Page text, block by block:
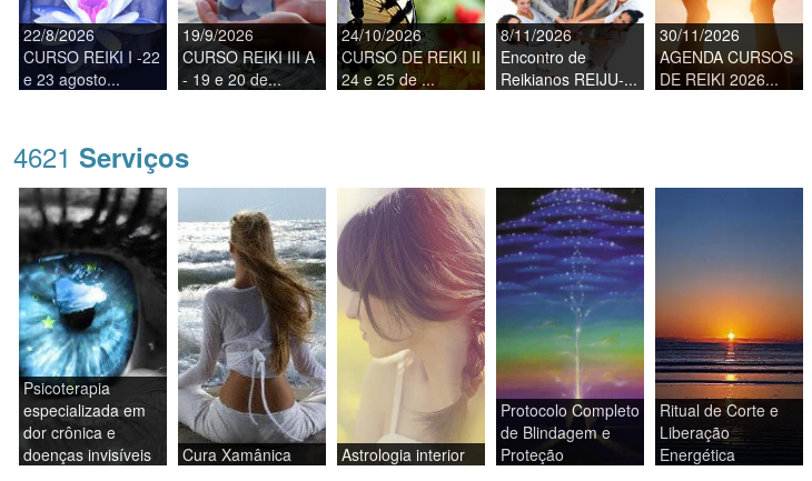
22/8/2026
CURSO REIKI I -22
e 23 agosto...
19/9/2026
CURSO REIKI III A
- 19 e 20 de...
24/10/2026
CURSO DE REIKI II
24 e 25 de ...
8/11/2026
Encontro de
Reikianos REIJU-...
30/11/2026
AGENDA CURSOS
DE REIKI 2026...
4621 Serviços
Psicoterapia
especializada em
dor crônica e
doenças invisíveis
Cura Xamânica Astrologia interior
Protocolo Completo
de Blindagem e
Proteção
Ritual de Corte e
Liberação
Energética